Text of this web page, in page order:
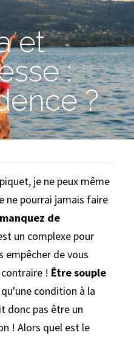
et
:
?
je ne peux même
ne pourrai jamais faire
de
un complexe pour
empêcher de vous
! Être souple
condition à la
donc pas être un
! Alors quel est le